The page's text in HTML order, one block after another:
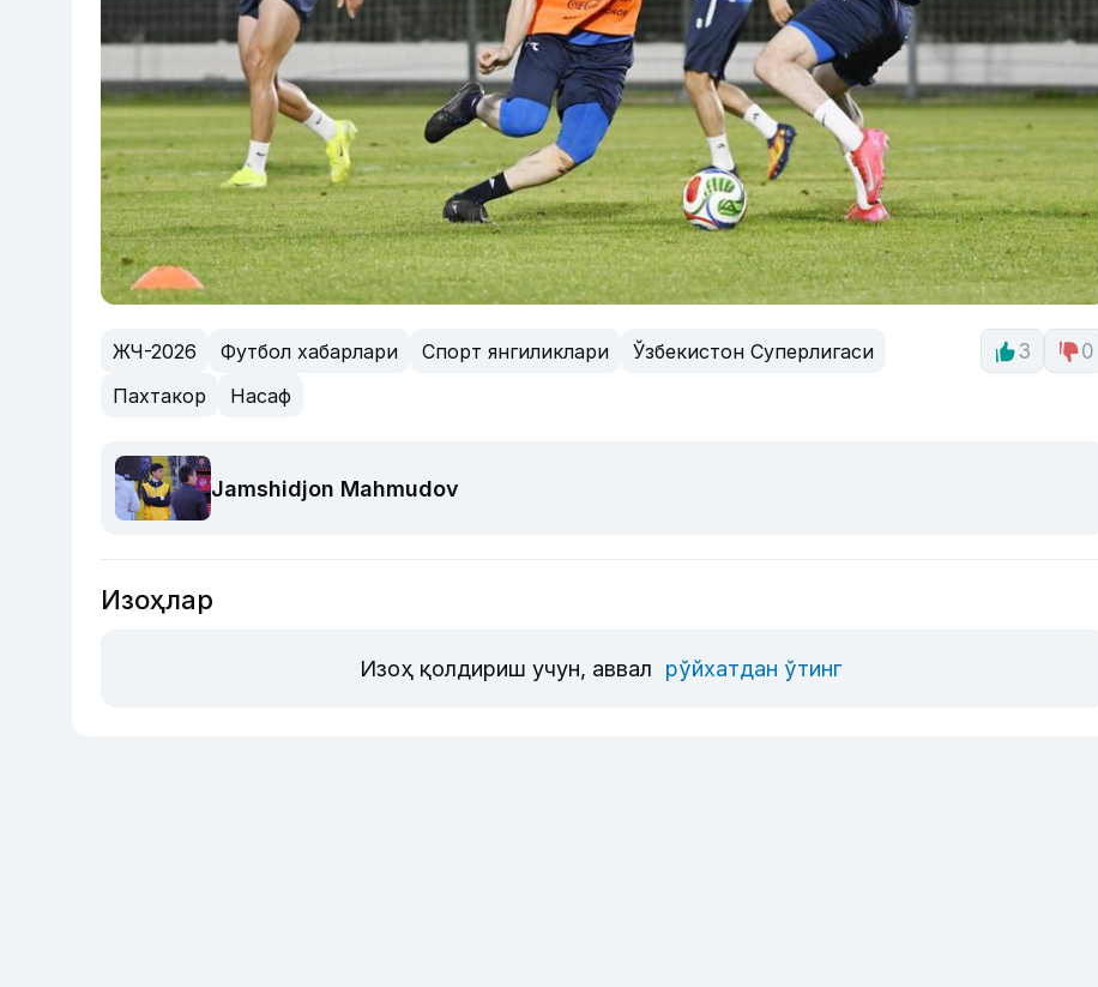
ЖЧ-2026 Футбол хабарлари Спорт янгиликлари
Ўзбекистон Суперлигаси
Пахтакор
Насаф
3 0
Jamshidjon Mahmudov
Изоҳлар
Изоҳ қолдириш учун, аввал рўйхатдан ўтинг